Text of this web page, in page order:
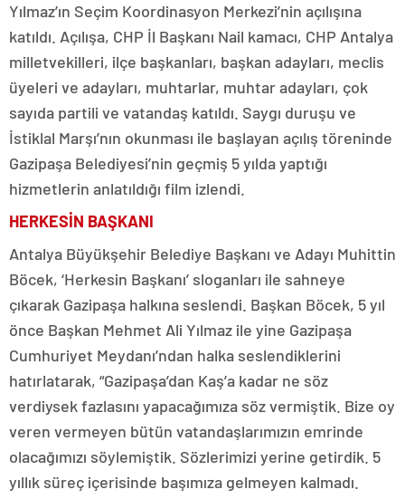
Yılmaz’ın Seçim Koordinasyon Merkezi’nin açılışına
katıldı. Açılışa, CHP İl Başkanı Nail kamacı, CHP Antalya
milletvekilleri, ilçe başkanları, başkan adayları, meclis
üyeleri ve adayları, muhtarlar, muhtar adayları, çok
sayıda partili ve vatandaş katıldı. Saygı duruşu ve
İstiklal Marşı’nın okunması ile başlayan açılış töreninde
Gazipaşa Belediyesi’nin geçmiş 5 yılda yaptığı
hizmetlerin anlatıldığı film izlendi.
HERKESİN BAŞKANI
Antalya Büyükşehir Belediye Başkanı ve Adayı Muhittin
Böcek, ‘Herkesin Başkanı’ sloganları ile sahneye
çıkarak Gazipaşa halkına seslendi. Başkan Böcek, 5 yıl
önce Başkan Mehmet Ali Yılmaz ile yine Gazipaşa
Cumhuriyet Meydanı’ndan halka seslendiklerini
hatırlatarak, “Gazipaşa’dan Kaş’a kadar ne söz
verdiysek fazlasını yapacağımıza söz vermiştik. Bize oy
veren vermeyen bütün vatandaşlarımızın emrinde
olacağımızı söylemiştik. Sözlerimizi yerine getirdik. 5
yıllık süreç içerisinde başımıza gelmeyen kalmadı.